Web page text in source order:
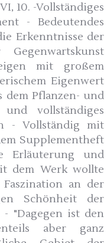
10. -Vollständiges
- Bedeutendes
Erkenntnisse der
mit großem
Eigenwert
dem Pflanzen- und
vollständiges
- Vollständig mit
Supplementheft
Erläuterung und
dem Werk wollte
an der
Schönheit der
"Dagegen ist den
aber ganz